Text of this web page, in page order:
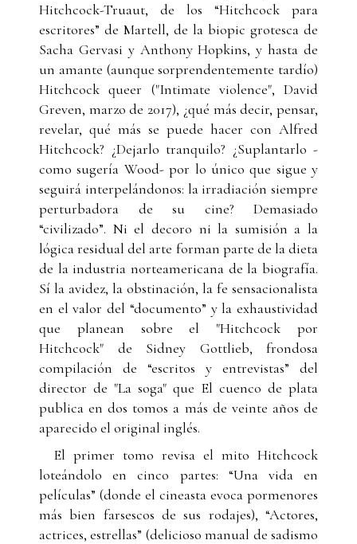
Hitchcock-Truaut, de los “Hitchcock para
escritores” de Martell, de la biopic grotesca de
Sacha Gervasi y Anthony Hopkins, y hasta de
un amante (aunque sorprendentemente tardío)
Hitchcock queer ("Intimate violence", David
Greven, marzo de 2017), ¿qué más decir, pensar,
revelar, qué más se puede hacer con Alfred
Hitchcock? ¿Dejarlo tranquilo? ¿Suplantarlo -
como sugería Wood- por lo único que sigue y
seguirá interpelándonos: la irradiación siempre
perturbadora de su cine? Demasiado
“civilizado”. Ni el decoro ni la sumisión a la
lógica residual del arte forman parte de la dieta
de la industria norteamericana de la biografía.
Sí la avidez, la obstinación, la fe sensacionalista
en el valor del “documento” y la exhaustividad
que planean sobre el "Hitchcock por
Hitchcock" de Sidney Gottlieb, frondosa
compilación de “escritos y entrevistas” del
director de "La soga" que El cuenco de plata
publica en dos tomos a más de veinte años de
aparecido el original inglés.
El primer tomo revisa el mito Hitchcock
loteándolo en cinco partes: “Una vida en
películas” (donde el cineasta evoca pormenores
más bien farsescos de sus rodajes), “Actores,
actrices, estrellas” (delicioso manual de sadismo